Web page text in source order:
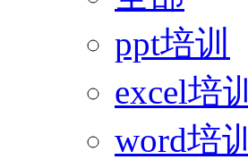
ppt培训
excel培训
word培训